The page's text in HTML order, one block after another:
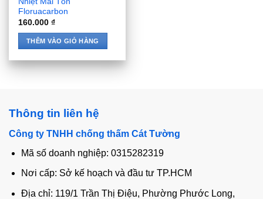
Floruacarbon
160.000₫
THÊM VÀO GIỎ HÀNG
Thông tin liên hệ
Công ty TNHH chống thấm Cát Tường
Mã số doanh nghiệp: 0315282319
Nơi cấp: Sở kế hoạch và đầu tư TP.HCM
Địa chỉ: 119/1 Trần Thị Điệu, Phường Phước Long,